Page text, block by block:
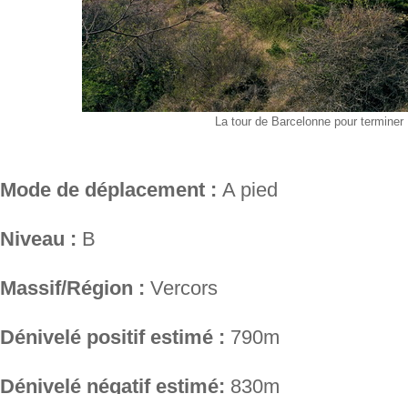
La tour de Barcelonne pour terminer
Mode de déplacement : A pied
Niveau : B
Massif/Région : Vercors
Dénivelé positif estimé : 790m
Dénivelé négatif estimé: 830m